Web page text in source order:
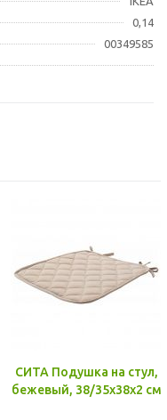
0,14
00349585
СИТА Подушка на стул,
бежевый, 38/35x38x2 см